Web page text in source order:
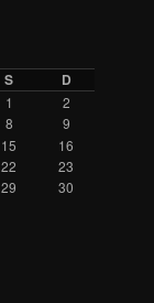
S D
1
2
8
9
15
16
22
23
29
30